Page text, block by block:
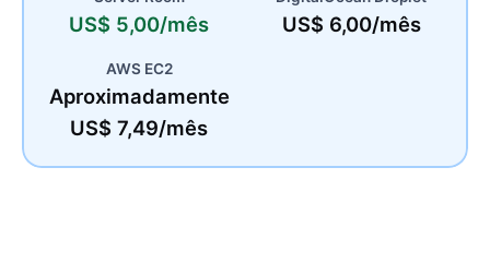
US$ 5,00/mês US$ 6,00/mês
Aproximadamente
US$ 7,49/mês